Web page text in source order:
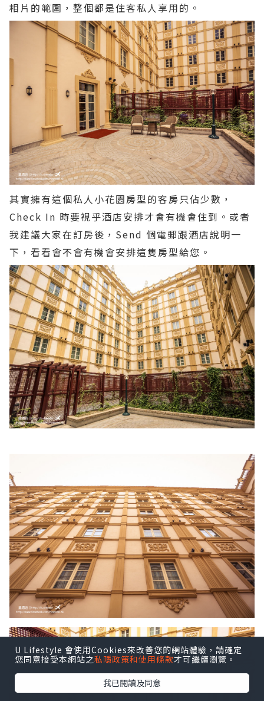
相片的範圍，整個都是住客私人享用的。
其實擁有這個私人小花園房型的客房只佔少數，
Check In 時要視乎酒店安排才會有機會住到。或者
我建議大家在訂房後，Send 個電郵跟酒店說明一
下，看看會不會有機會安排這隻房型給您。
U Lifestyle 會使用Cookies來改善您的網站體驗，請確定
您同意接受本網站之私隱政策和使用條款才可繼續瀏覽。
我已閱讀及同意